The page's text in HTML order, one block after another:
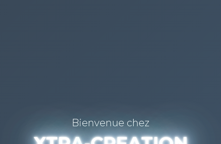
Bienvenue chez